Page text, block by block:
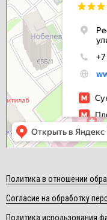
Политика в отношении
Согласие на обработку
Политика использования